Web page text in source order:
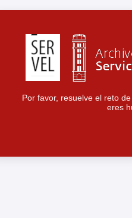
Por favor, resuelve el reto
eres